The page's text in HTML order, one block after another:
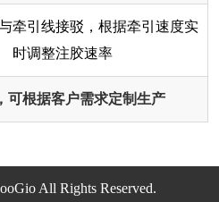
牵引线接驳，根据牵引速度实
时调整注胶速率
可根据客户需求定制生产
All Rights Reserved.